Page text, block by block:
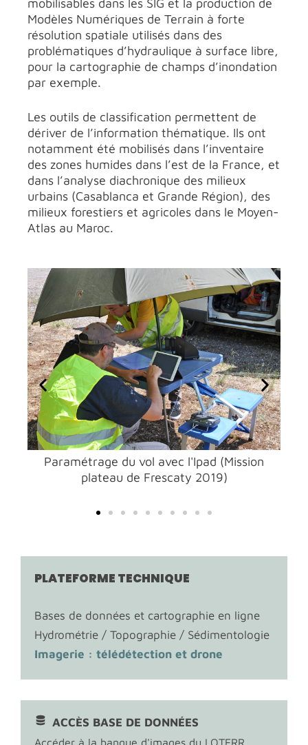
mobilisables dans les SIG et la production de
Modèles Numériques de Terrain à forte
résolution spatiale utilisés dans des
problématiques d’hydraulique à surface libre,
pour la cartographie de champs d’inondation
par exemple.
Les outils de classification permettent de
dériver de l’information thématique. Ils ont
notamment été mobilisés dans l’inventaire
des zones humides dans l’est de la France, et
dans l’analyse diachronique des milieux
urbains (Casablanca et Grande Région), des
milieux forestiers et agricoles dans le Moyen-
Atlas au Maroc.
Paramétrage du vol avec l'Ipad (Mission
plateau de Frescaty 2019)
PLATEFORME TECHNIQUE
Bases de données et cartographie en ligne
Hydrométrie / Topographie / Sédimentologie
Imagerie : télédétection et drone
ACCÈS BASE DE DONNÉES
Accéder à la banque d'images du LOTERR,